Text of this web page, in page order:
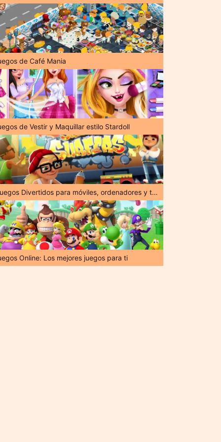
de Café Mania
de Vestir y Maquillar estilo Stardoll
¡Juegos Divertidos para móviles, ordenadores y tabletas!
Online: Los mejores juegos para ti